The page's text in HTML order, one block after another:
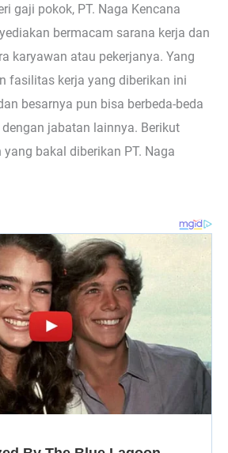
gaji pokok, PT. Naga Kencana
bermacam sarana kerja dan
karyawan atau pekerjanya. Yang
fasilitas kerja yang diberikan ini
besarnya pun bisa berbeda-beda
jabatan lainnya. Berikut
bakal diberikan PT. Naga